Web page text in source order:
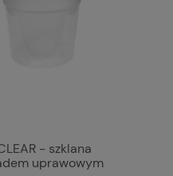
- szklana
uprawowym